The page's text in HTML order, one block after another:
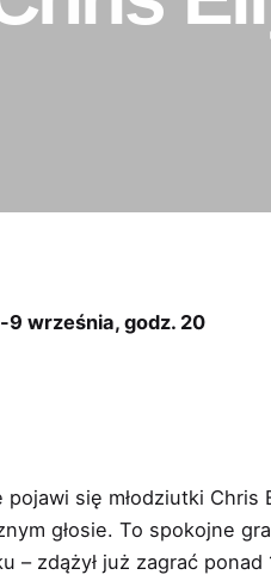
9 września, godz. 20
się młodziutki
głosie. To spokojne
– zdążył już zagrać